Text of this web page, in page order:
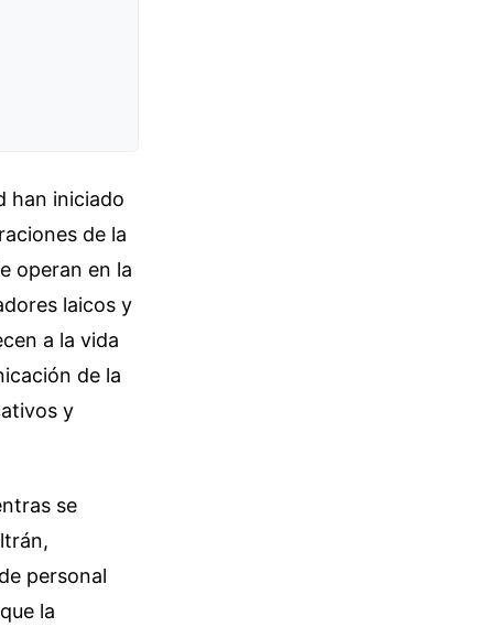
han iniciado
de la
operan en la
laicos y
a la vida
de la
y
se
personal
la